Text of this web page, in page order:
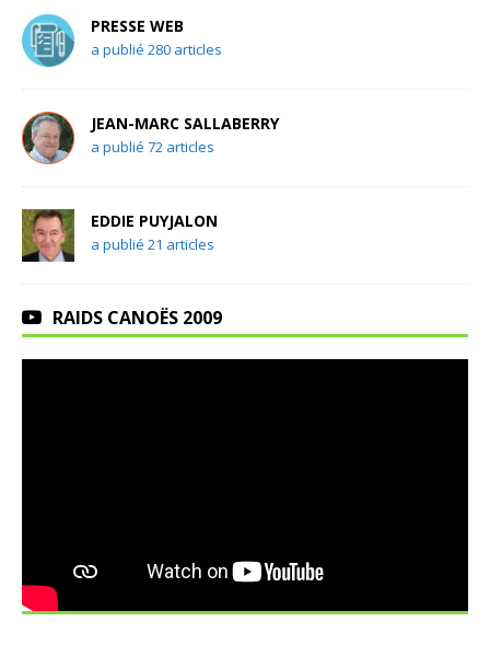
PRESSE WEB
a publié 280 articles
JEAN-MARC SALLABERRY
a publié 72 articles
EDDIE PUYJALON
a publié 21 articles
RAIDS CANOËS 2009